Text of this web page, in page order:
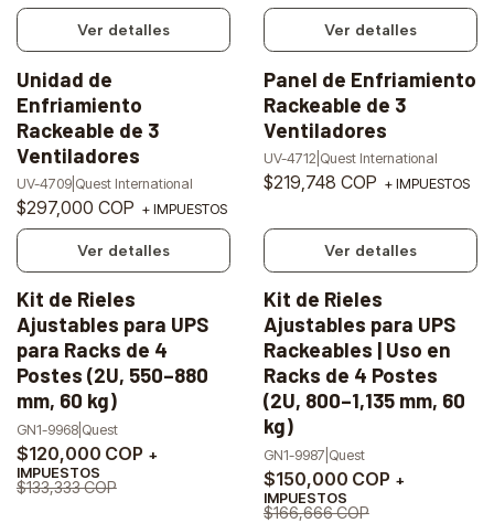
Ver detalles Ver detalles
Agotado
Unidad de
Enfriamiento
Rackeable de 3
Ventiladores
UV-4709| Quest International
$297,000 COP + IMPUESTOS
Ver detalles
Agotado
Panel de Enfriamiento
Rackeable de 3
Ventiladores
UV-4712 Quest International
$219,748 COP + IMPUESTOS
Ver detalles
-10%
OFF
Agotado
Kit de Rieles
Ajustables para UPS
para Racks de 4
Postes (2U, 550–880
mm, 60 kg)
GN1-9968| Quest
$120,000 COP +
IMPUESTOS
$133,333 COP
-10%
OFF
Agotado
Kit de Rieles
Ajustables para UPS
Rackeables | Uso en
Racks de 4 Postes
(2U, 800–1,135 mm, 60
kg)
GN1-9987 Quest
$150,000 COP +
IMPUESTOS
$166,666 COP